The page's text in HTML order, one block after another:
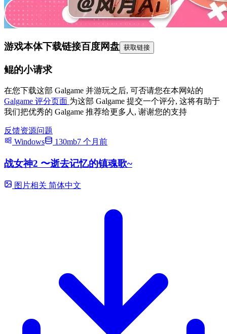
游戏本体下载链接百度网盘 获取链接
鲲的小请求
在您下载这部 Galgame 并游玩之后, 可否请您在本网站的
Galgame 评分页面 为这部 Galgame 提交一个评分, 这将有助于
我们把优秀的 Galgame 推荐给更多人, 谢谢您的支持
反馈资源问题
Windows
130mb7 个月前
战女神2 〜逝去记忆的镇魂歌~
图片相关 简体中文